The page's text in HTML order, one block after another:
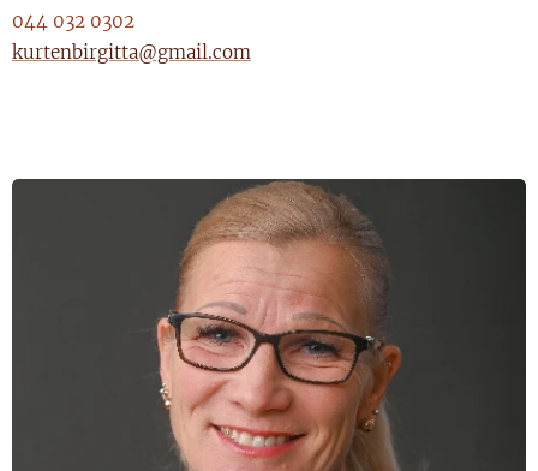
044 032 0302
kurtenbirgitta@gmail.com